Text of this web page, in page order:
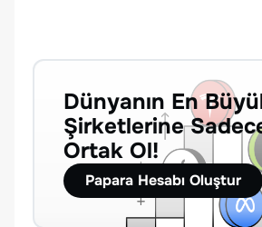
Dünyanın En
Şirketlerine
Ortak Ol!
Papara Hesabı Oluştur